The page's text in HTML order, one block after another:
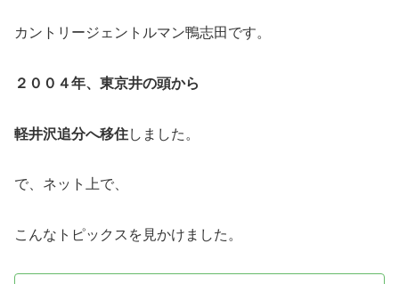
カントリージェントルマン鴨志田です。
２００４年、東京井の頭から
軽井沢追分へ移住しました。
で、ネット上で、
こんなトピックスを見かけました。